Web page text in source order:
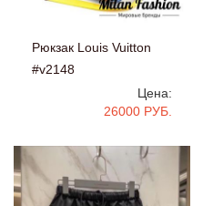
Рюкзак Louis Vuitton
#v2148
Цена:
26000 РУБ.